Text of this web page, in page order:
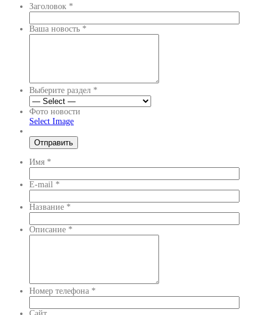
Заголовок *
Ваша новость *
Выберите раздел *
Фото новости
Select Image
Имя *
E-mail *
Название *
Описание *
Номер телефона *